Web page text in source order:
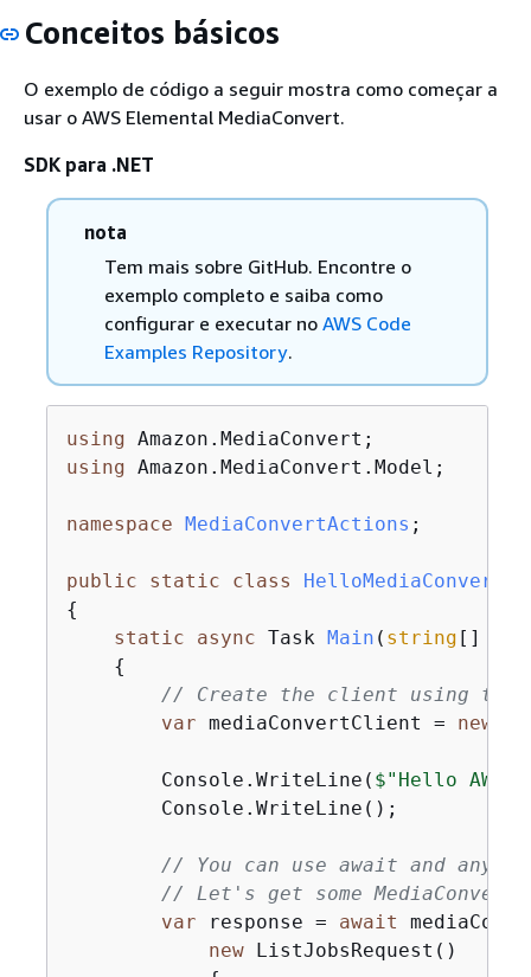
Conceitos básicos
O exemplo de código a seguir mostra como começar a
usar o AWS Elemental MediaConvert.
SDK para .NET
nota
Tem mais sobre GitHub. Encontre o
exemplo completo e saiba como
configurar e executar no AWS Code
Examples Repository.
using
using Amazon.MediaConvert.Model;
namespace MediaConvertActions ;
public static class
HelloMediaConvert
{
static
async Task Main ( string []
{
// Create the client using
var mediaConvertClient = new
        Console.WriteLine(
$"Hello AWS
        Console.WriteLine();
// You can use await and any
// Let's get some MediaConvert
var response = await
new ListJobsRequest()